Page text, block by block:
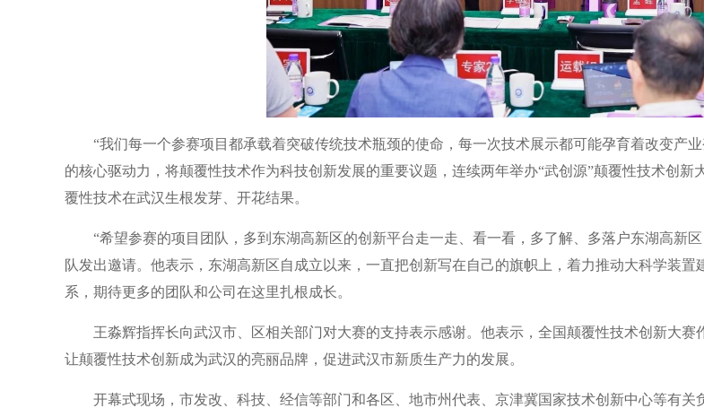
“我们每一个参赛项目都承载着突破传统技术瓶颈的使命，每一次技术展示都可能孕育着改变产
的核心驱动力，将颠覆性技术作为科技创新发展的重要议题，连续两年举办“武创源”颠覆性技术创
覆性技术在武汉生根发芽、开花结果。
“希望参赛的项目团队，多到东湖高新区的创新平台走一走、看一看，多了解、多落户东湖高新
队发出邀请。他表示，东湖高新区自成立以来，一直把创新写在自己的旗帜上，着力推动大科学装
系，期待更多的团队和公司在这里扎根成长。
王淼辉指挥长向武汉市、区相关部门对大赛的支持表示感谢。他表示，全国颠覆性技术创新大
让颠覆性技术创新成为武汉的亮丽品牌，促进武汉市新质生产力的发展。
开幕式现场，市发改、科技、经信等部门和各区、地市州代表、京津冀国家技术创新中心等有